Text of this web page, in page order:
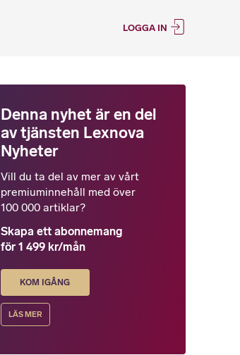
LOGGA IN
Denna nyhet är en del
av tjänsten Lexnova
Nyheter
Vill du ta del av mer av vårt
premiuminnehåll med över
100 000 artiklar?
Skapa ett abonnemang
för 1 499 kr/mån
KOM IGÅNG
LÄS MER